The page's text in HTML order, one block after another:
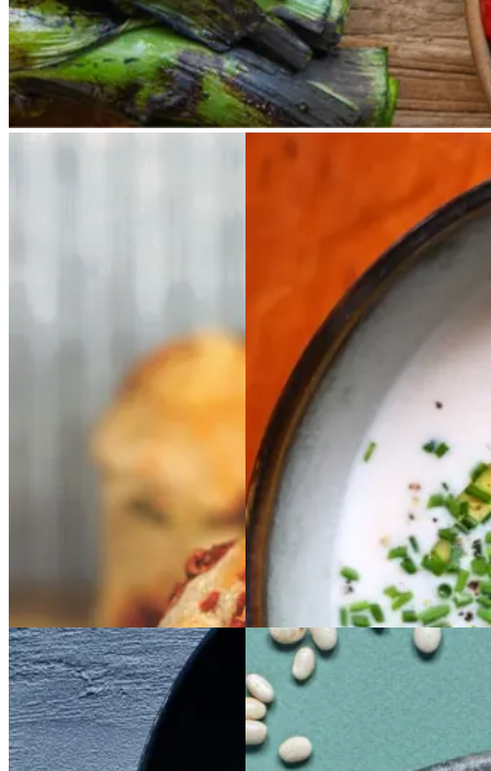
med
tomat og og
Kold hvid
bønnesuppe
bønnesu
Gem opskrift